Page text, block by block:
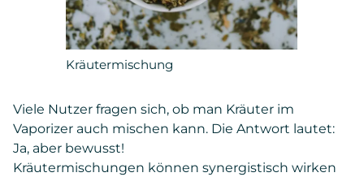
Kräutermischung
Viele Nutzer fragen sich, ob man Kräuter im
Vaporizer auch mischen kann. Die Antwort lautet:
Ja, aber bewusst!
Kräutermischungen können synergistisch wirken